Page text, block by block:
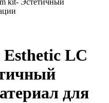
kit- Эстетичный
LC
для